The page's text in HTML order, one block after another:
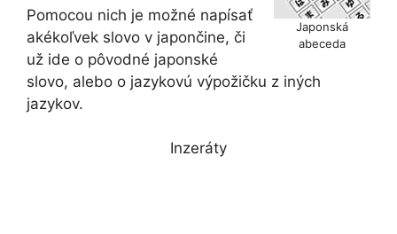
s
A
p
g
r
a
e
r
e
b
o
o
L
n
eJaponská
abeceda
Pomocou nich je možné napísať
akékoľvek slovo v japončine, či
už ide o pôvodné japonské
slovo, alebo o jazykovú výpožičku z iných
jazykov.
Inzeráty